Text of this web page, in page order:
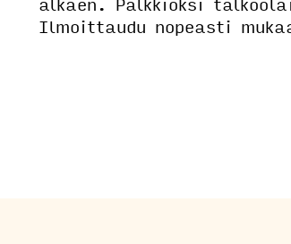
Ilmoittaudu nopeasti